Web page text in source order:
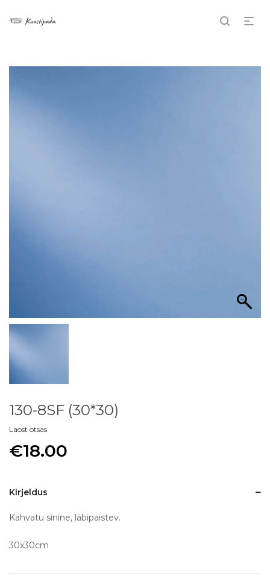
130-8SF (30*30)
Laost otsas
€18.00
Kirjeldus
Kahvatu sinine, läbipaistev.
30x30cm